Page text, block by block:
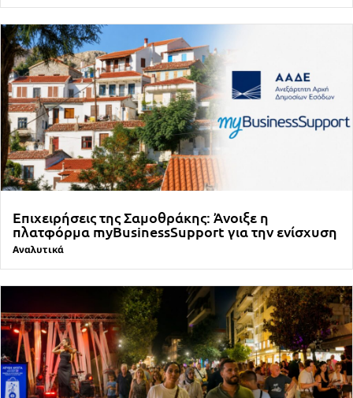
Επιχειρήσεις της Σαμοθράκης: Άνοιξε η
πλατφόρμα myBusinessSupport για την ενίσχυση
Αναλυτικά